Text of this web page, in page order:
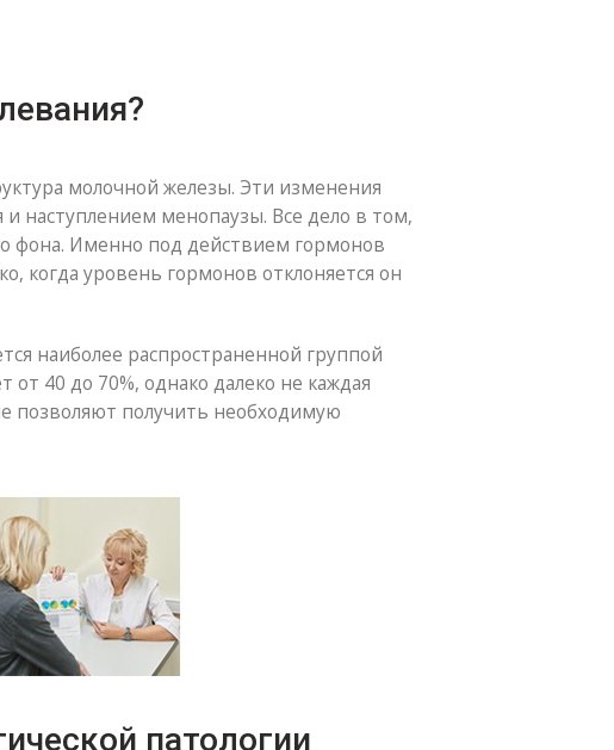
молочной железы. Эти изменения
наступлением менопаузы. Все дело в том,
фона. Именно под действием гормонов
когда уровень гормонов отклоняется он
наиболее распространенной группой
40 до 70%, однако далеко не каждая
позволяют получить необходимую
патологии